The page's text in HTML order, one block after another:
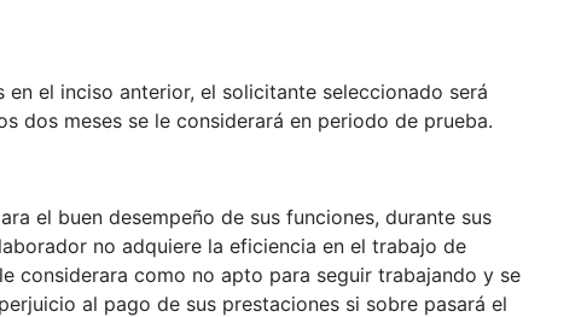
el inciso anterior, el solicitante seleccionado será
dos meses se le considerará en periodo de prueba.
el buen desempeño de sus funciones, durante sus
no adquiere la eficiencia en el trabajo de
considerara como no apto para seguir trabajando y se
al pago de sus prestaciones si sobre pasará el